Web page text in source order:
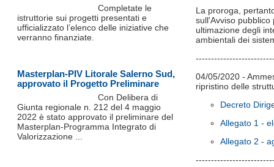
La proroga,
sull'Avviso
ultimazione degli
ambientali dei
04/05/2020 -
ripristino delle
Decreto
Allegato 1 -
Allegato 2 -
Completate le
istruttorie sui progetti presentati e
ufficializzato l’elenco delle iniziative che
verranno finanziate.
Masterplan-PIV Litorale Salerno Sud,
approvato il Progetto Preliminare
Con Delibera di
Giunta regionale n. 212 del 4 maggio
2022 è stato approvato il preliminare del
Masterplan-Programma Integrato di
Valorizzazione ...